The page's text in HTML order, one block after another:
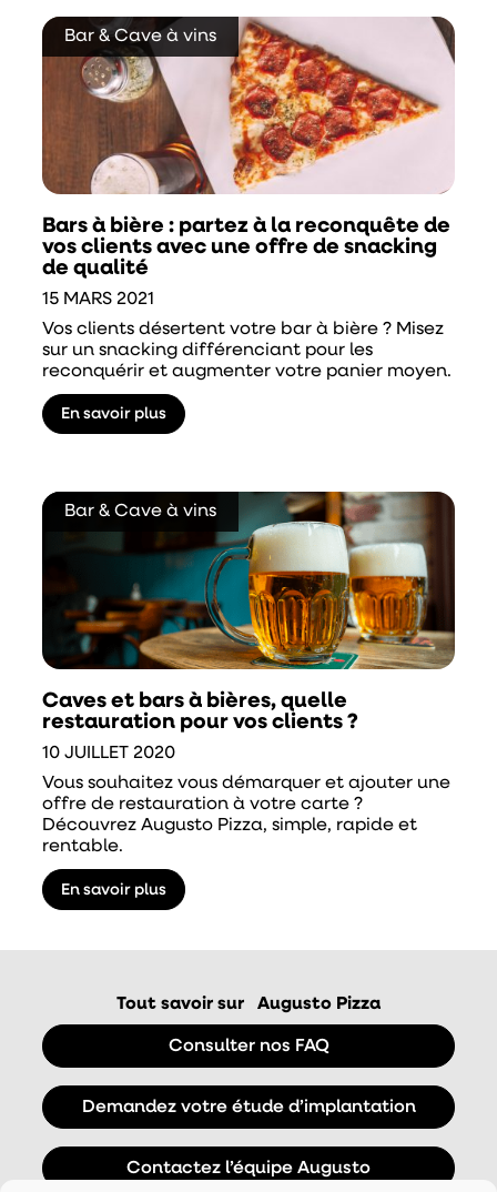
Bar & Cave à vins
Bars à bière : partez à la reconquête de
vos clients avec une offre de snacking
de qualité
15 MARS 2021
Vos clients désertent votre bar à bière ? Misez
sur un snacking différenciant pour les
reconquérir et augmenter votre panier moyen.
En savoir plus
Bar & Cave à vins
Caves et bars à bières, quelle
restauration pour vos clients ?
10 JUILLET 2020
Vous souhaitez vous démarquer et ajouter une
offre de restauration à votre carte ?
Découvrez Augusto Pizza, simple, rapide et
rentable.
En savoir plus
Tout savoir sur Augusto Pizza
Consulter nos FAQ
Demandez votre étude d’implantation
Contactez l’équipe Augusto